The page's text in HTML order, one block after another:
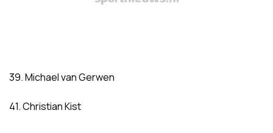
39. Michael van Gerwen
41. Christian Kist